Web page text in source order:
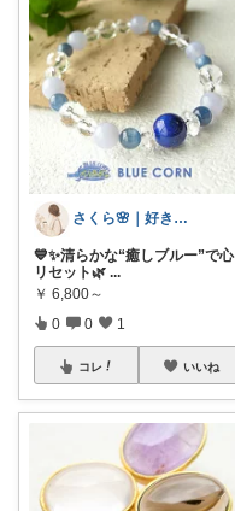
さくら🌸｜好きなものを集める主婦ROO
💙✨清らかな“癒しブルー”で心
リセット🌿 ...
￥ 6,800～
0 0 1
コレ いいね